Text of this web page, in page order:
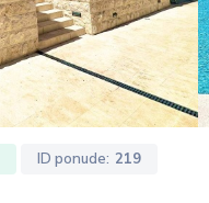
ID ponude: 219